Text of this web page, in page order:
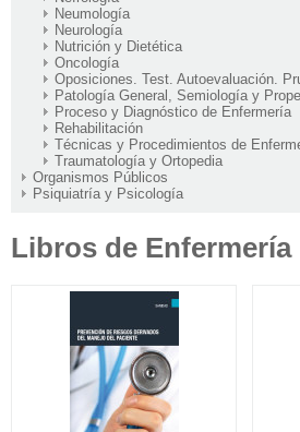
Neumología
Neurología
Nutrición y Dietética
Oncología
Oposiciones. Test. Autoevaluación.
Patología General, Semiología y
Proceso y Diagnóstico de Enfermería
Rehabilitación
Técnicas y Procedimientos de
Traumatología y Ortopedia
Organismos Públicos
Psiquiatría y Psicología
Libros de Enfermería